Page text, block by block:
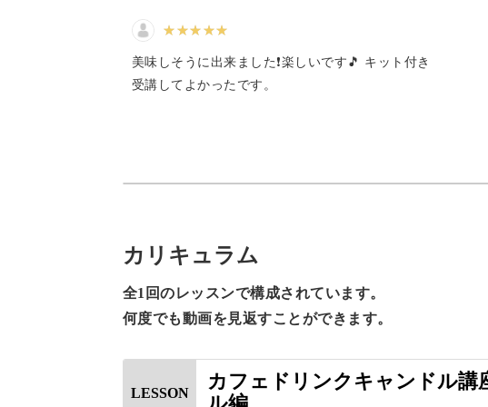
癒されること間違いなし！
キャンドルを灯して幻想的な雰囲気に癒やされま
美味しそうに出来ました❗️楽しいです🎵 キット付き
受講してよかったです。
カリキュラム
全1回のレッスンで構成されています。
何度でも動画を見返すことができます。
LESSON
カフェドリンクキャンドル講